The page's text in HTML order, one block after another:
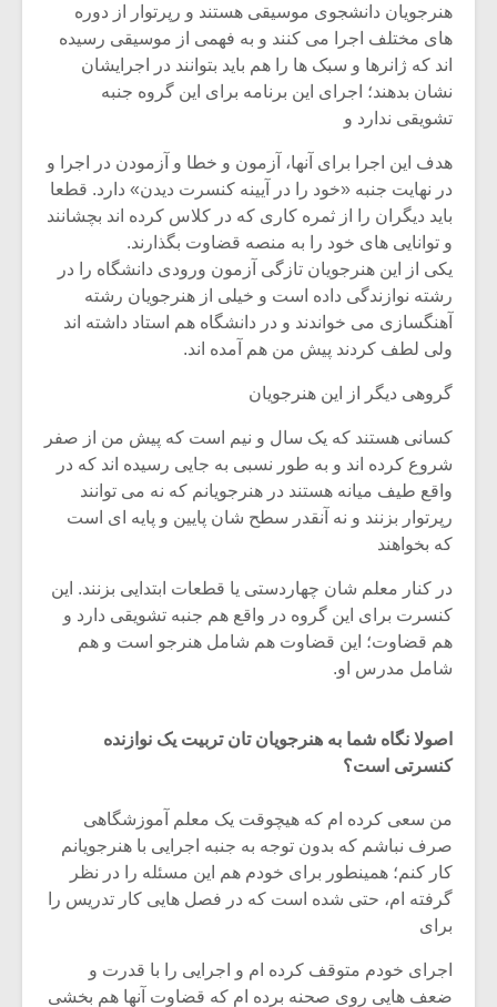
هنرجویان دانشجوی موسیقی هستند و رپرتوار از دوره
های مختلف اجرا می کنند و به فهمی از موسیقی رسیده
اند که ژانرها و سبک ها را هم باید بتوانند در اجرایشان
نشان بدهند؛ اجرای این برنامه برای این گروه جنبه
تشویقی ندارد و
هدف این اجرا برای آنها، آزمون و خطا و آزمودن در اجرا و
در نهایت جنبه «خود را در آیینه کنسرت دیدن» دارد. قطعا
باید دیگران را از ثمره کاری که در کلاس کرده اند بچشانند
و توانایی های خود را به منصه قضاوت بگذارند.
یکی از این هنرجویان تازگی آزمون ورودی دانشگاه را در
رشته نوازندگی داده است و خیلی از هنرجویان رشته
آهنگسازی می خواندند و در دانشگاه هم استاد داشته اند
ولی لطف کردند پیش من هم آمده اند.
گروهی دیگر از این هنرجویان
کسانی هستند که یک سال و نیم است که پیش من از صفر
شروع کرده اند و به طور نسبی به جایی رسیده اند که در
واقع طیف میانه هستند در هنرجویانم که نه می توانند
رپرتوار بزنند و نه آنقدر سطح شان پایین و پایه ای است
که بخواهند
در کنار معلم شان چهاردستی یا قطعات ابتدایی بزنند. این
کنسرت برای این گروه در واقع هم جنبه تشویقی دارد و
هم قضاوت؛ این قضاوت هم شامل هنرجو است و هم
شامل مدرس او.
اصولا نگاه شما به هنرجویان تان تربیت یک نوازنده
کنسرتی است؟
من سعی کرده ام که هیچوقت یک معلم آموزشگاهی
صرف نباشم که بدون توجه به جنبه اجرایی با هنرجویانم
کار کنم؛ همینطور برای خودم هم این مسئله را در نظر
گرفته ام، حتی شده است که در فصل هایی کار تدریس را
برای
اجرای خودم متوقف کرده ام و اجرایی را با قدرت و
ضعف هایی روی صحنه برده ام که قضاوت آنها هم بخشی
یادداشتی بر موسیقی
متن فیلم «متری
شیش و نیم»
مشهورترین باشی،
بدنام ترین باش
موسیقی
موسیقی